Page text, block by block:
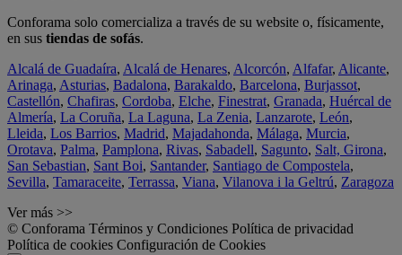
Conforama solo comercializa a través de su website o, físicamente,
en sus tiendas de sofás.
Alcalá de Guadaíra, Alcalá de Henares, Alcorcón, Alfafar, Alicante,
Arinaga, Asturias, Badalona, Barakaldo, Barcelona, Burjassot,
Castellón, Chafiras, Cordoba, Elche, Finestrat, Granada, Huércal de
Almería, La Coruña, La Laguna, La Zenia, Lanzarote, León,
Lleida, Los Barrios, Madrid, Majadahonda, Málaga, Murcia,
Orotava, Palma, Pamplona, Rivas, Sabadell, Sagunto, Salt, Girona,
San Sebastian, Sant Boi, Santander, Santiago de Compostela,
Sevilla, Tamaraceite, Terrassa, Viana, Vilanova i la Geltrú, Zaragoza
Ver más >>
© Conforama Términos y Condiciones Política de privacidad
Política de cookies Configuración de Cookies